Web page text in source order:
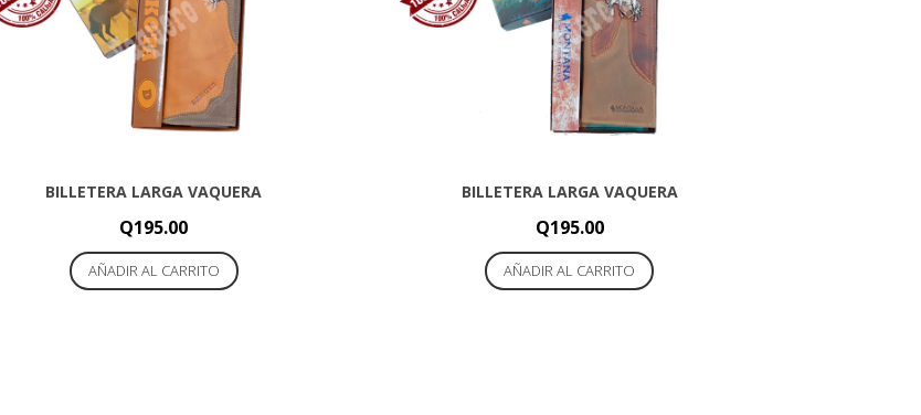
BILLETERA LARGA VAQUERA
Q195.00
AÑADIR AL CARRITO
BILLETERA LARGA VAQUERA
Q195.00
AÑADIR AL CARRITO